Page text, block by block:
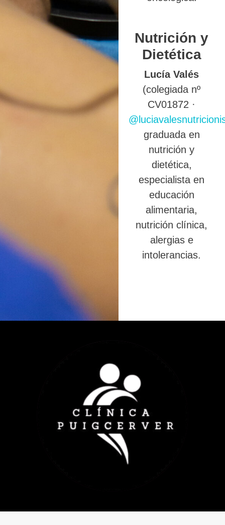
Nutrición y
Dietética
Lucía Valés
(colegiada nº
CV01872 ·
graduada en
nutrición y
dietética,
especialista en
educación
alimentaria,
nutrición clínica,
alergias e
intolerancias.